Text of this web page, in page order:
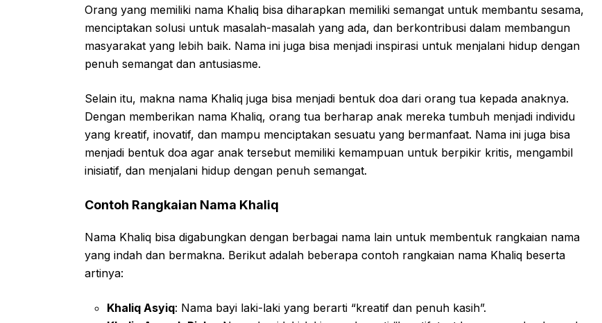
Orang yang memiliki nama Khaliq bisa diharapkan memiliki semangat untuk membantu sesama,
menciptakan solusi untuk masalah-masalah yang ada, dan berkontribusi dalam membangun
masyarakat yang lebih baik. Nama ini juga bisa menjadi inspirasi untuk menjalani hidup dengan
penuh semangat dan antusiasme.
Selain itu, makna nama Khaliq juga bisa menjadi bentuk doa dari orang tua kepada anaknya.
Dengan memberikan nama Khaliq, orang tua berharap anak mereka tumbuh menjadi individu
yang kreatif, inovatif, dan mampu menciptakan sesuatu yang bermanfaat. Nama ini juga bisa
menjadi bentuk doa agar anak tersebut memiliki kemampuan untuk berpikir kritis, mengambil
inisiatif, dan menjalani hidup dengan penuh semangat.
Contoh Rangkaian Nama Khaliq
Nama Khaliq bisa digabungkan dengan berbagai nama lain untuk membentuk rangkaian nama
yang indah dan bermakna. Berikut adalah beberapa contoh rangkaian nama Khaliq beserta
artinya:
Khaliq Asyiq: Nama bayi laki-laki yang berarti “kreatif dan penuh kasih”.